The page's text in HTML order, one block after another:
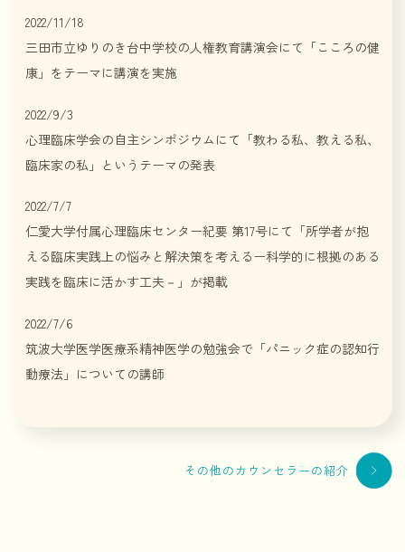
2022/11/18
三田市立ゆりのき台中学校の人権教育講演会にて「こころの健
康」をテーマに講演を実施
2022/9/3
心理臨床学会の自主シンポジウムにて「教わる私、教える私、
臨床家の私」というテーマの発表
2022/7/7
仁愛大学付属心理臨床センター紀要 第17号にて「所学者が抱
える臨床実践上の悩みと解決策を考えるー科学的に根拠のある
実践を臨床に活かす工夫－」が掲載
2022/7/6
筑波大学医学医療系精神医学の勉強会で「パニック症の認知行
動療法」についての講師
その他のカウンセラーの紹介